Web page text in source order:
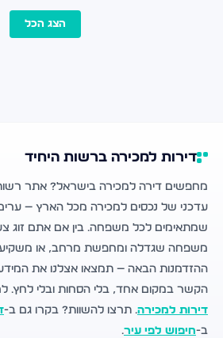
הצג הכל
דירות למכירה ברשות היחיד
מחפשים דירה למכירה בישראל? אתר
עדכני של נכסים למכירה מכל הארץ — ערים,
שמתאימים לכל משפחה. בין אם אתם זוג
משפחה שגדלה ומחפשת מרחב, או
ההזדמנות הבאה — תמצאו אצלנו את
הקשר במקום אחד, בלי הסחות ובלי לחץ.
דירות למכירה. תרצו להשוות? בקרו גם ב-
ב-חיפוש לפי עיר.